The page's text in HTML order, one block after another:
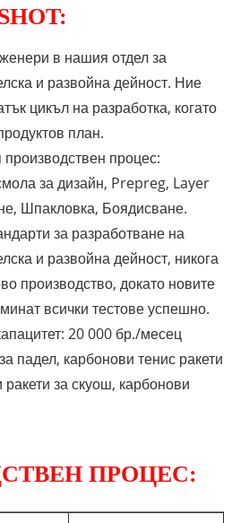
в нашия отдел за
и развойна дейност. Ние
цикъл на разработка, когато
план.
процес:
за дизайн, Prepreg, Layer
Шпакловка, Боядисване.
за разработване на
и развойна дейност, никога
производство, докато новите
всички тестове успешно.
20 000 бр./месец
падел, карбонови тенис ракети
за скуош, карбонови
ПРОЦЕС: